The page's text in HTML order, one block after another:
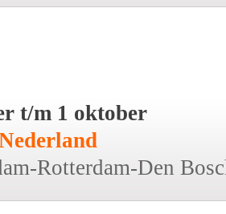
t/m 1 oktober
Rotterdam-Den